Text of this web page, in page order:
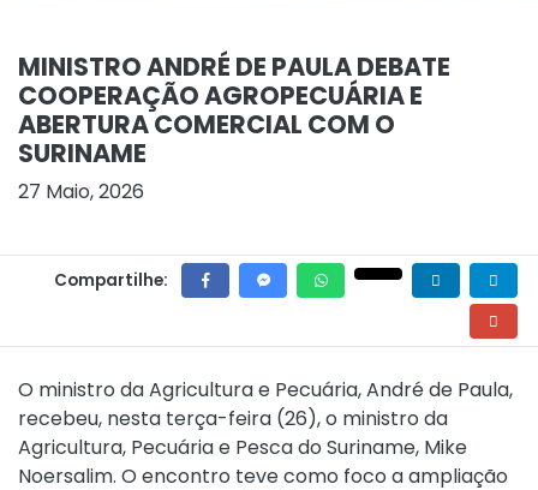
MINISTRO ANDRÉ DE PAULA DEBATE
COOPERAÇÃO AGROPECUÁRIA E
ABERTURA COMERCIAL COM O
SURINAME
27 Maio, 2026
Compartilhe:
O ministro da Agricultura e Pecuária, André de Paula,
recebeu, nesta terça-feira (26), o ministro da
Agricultura, Pecuária e Pesca do Suriname, Mike
Noersalim. O encontro teve como foco a ampliação